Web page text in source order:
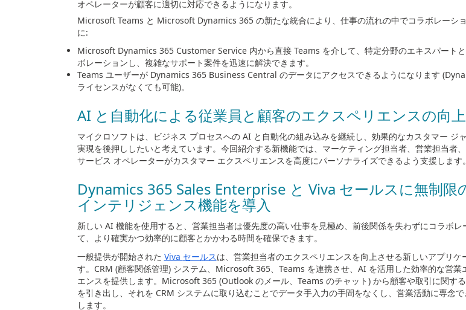
オペレーターが顧客に適切に対応できるようになります。
Microsoft Teams と Microsoft Dynamics 365 の新たな統合により、仕事の流れの中でコラボレーシ
に:
Microsoft Dynamics 365 Customer Service 内から直接Teams を介して、特定分野のエキスパート
ボレーションし、複雑なサポート案件を迅速に解決できます。
Teams ユーザーがDynamics 365 Business Central のデータにアクセスできるようになります
ライセンスがなくても可能)。
AI と自動化による従業員と顧客のエクスペリエンスの向上
マイクロソフトは、ビジネス プロセスへのAI と自動化の組み込みを継続し、効果的なカスタマー ジ
実現を後押ししたいと考えています。今回紹介する新機能では、マーケティング担当者、営業担当者
サービス オペレーターがカスタマー エクスペリエンスを高度にパーソナライズできるよう支援します。
Dynamics 365 Sales Enterprise と Viva セールスに無制限
インテリジェンス機能を導入
新しいAI 機能を使用すると、営業担当者は優先度の高い仕事を見極め、前後関係を失わずにコラボレ
て、より確実かつ効率的に顧客とかかわる時間を確保できます。
一般提供が開始された Viva セールスは、営業担当者のエクスペリエンスを向上させる新しいアプリケ
す。 CRM (顧客関係管理) システム、 Microsoft 365、 Teams を連携させ、 AI を活用した効率的な営業
エンスを提供します。 Microsoft 365 (Outlook のメール、 Teams のチャット) から顧客や取引に関す
を引き出し、それを CRM システムに取り込むことでデータ手入力の手間をなくし、営業活動に専念で
します。